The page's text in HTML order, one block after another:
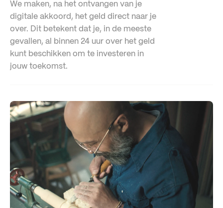
We maken, na het ontvangen van je
digitale akkoord, het geld direct naar je
over. Dit betekent dat je, in de meeste
gevallen, al binnen 24 uur over het geld
kunt beschikken om te investeren in
jouw toekomst.